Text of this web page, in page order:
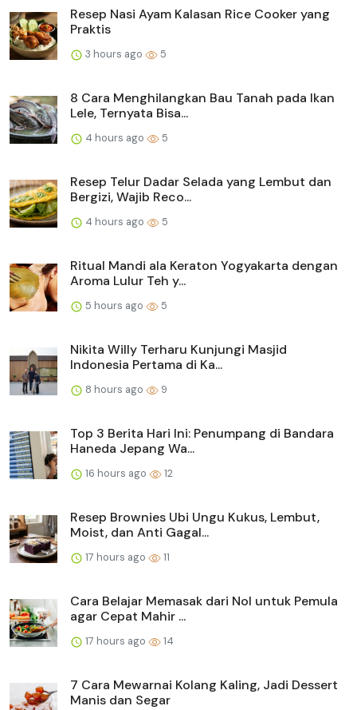
Resep Nasi Ayam Kalasan Rice Cooker yang
Praktis
3 hours ago 5
8 Cara Menghilangkan Bau Tanah pada Ikan
Lele, Ternyata Bisa...
4 hours ago 5
Resep Telur Dadar Selada yang Lembut dan
Bergizi, Wajib Reco...
4 hours ago 5
Ritual Mandi ala Keraton Yogyakarta dengan
Aroma Lulur Teh y...
5 hours ago 5
Nikita Willy Terharu Kunjungi Masjid
Indonesia Pertama di Ka...
8 hours ago 9
Top 3 Berita Hari Ini: Penumpang di Bandara
Haneda Jepang Wa...
16 hours ago 12
Resep Brownies Ubi Ungu Kukus, Lembut,
Moist, dan Anti Gagal...
17 hours ago 11
Cara Belajar Memasak dari Nol untuk Pemula
agar Cepat Mahir ...
17 hours ago 14
7 Cara Mewarnai Kolang Kaling, Jadi Dessert
Manis dan Segar